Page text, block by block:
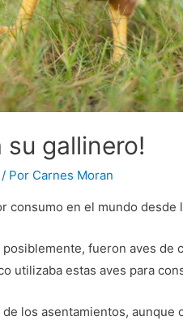
su gallinero!
Por Carnes Moran
consumo en el mundo desde
fueron aves de
utilizaba estas aves para
los asentamientos, aunque